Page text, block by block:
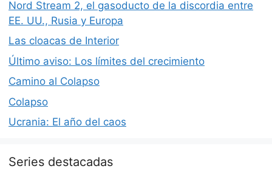
Nord Stream 2, el gasoducto de la discordia entre
EE. UU., Rusia y Europa
Las cloacas de Interior
Último aviso: Los límites del crecimiento
Camino al Colapso
Colapso
Ucrania: El año del caos
Series destacadas